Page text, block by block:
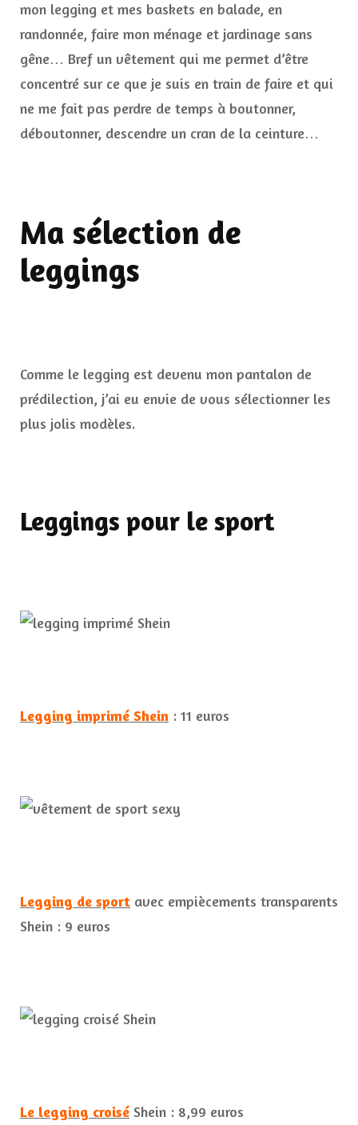
mon legging et mes baskets en balade, en
randonnée, faire mon ménage et jardinage sans
gêne… Bref un vêtement qui me permet d’être
concentré sur ce que je suis en train de faire et qui
ne me fait pas perdre de temps à boutonner,
déboutonner, descendre un cran de la ceinture…
Ma sélection de
leggings
Comme le legging est devenu mon pantalon de
prédilection, j’ai eu envie de vous sélectionner les
plus jolis modèles.
Leggings pour le sport
Legging imprimé Shein : 11 euros
Legging de sport avec empiècements transparents
Shein : 9 euros
Le legging croisé Shein : 8,99 euros